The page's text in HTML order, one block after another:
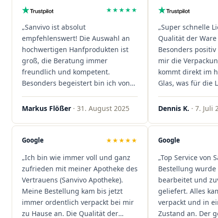
★★★★★
„Sanvivo ist absolut
empfehlenswert! Die Auswahl an
hochwertigen Hanfprodukten ist
groß, die Beratung immer
freundlich und kompetent.
Besonders begeistert bin ich von
der schnellen Rezeptannahme –
alles läuft unkompliziert und
sind extrem zügig, was mir jedes
Mal viel Zeit spart. Man merkt,
Kundenzufriedenheit an erster
Stelle stehen. Vielen Dank an das
Team von Sanvivo – ich bin
rundum begeistert!"
Markus Flößer · 31. August 2025
„Super schnelle
Qualität der
Besonders
mir die
kommt direkt im
Glas, was für die
ist. Ich bestelle
wieder!"
Dennis K. · 7. Juli
Google ★★★★★
„Ich bin wie immer voll und ganz
zufrieden mit meiner Apotheke des
Vertrauens (Sanvivo Apotheke).
Meine Bestellung kam bis jetzt
immer ordentlich verpackt bei mir
zu Hause an. Die Qualität der
Google
„Top Service von
Bestellung wurde
bearbeitet und
geliefert. Alles
verpackt und in
Zustand an. Der